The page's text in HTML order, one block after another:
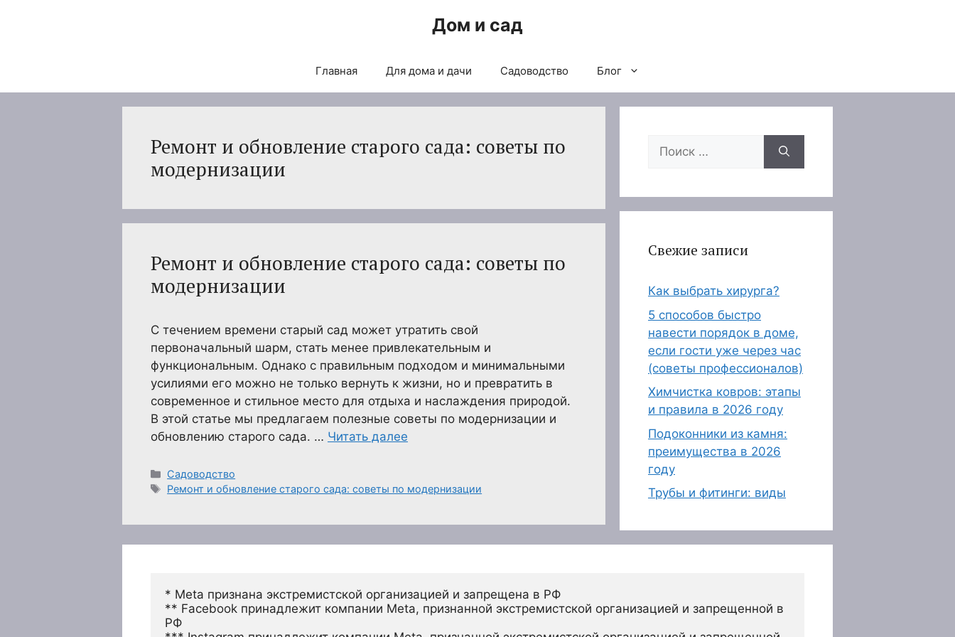
Дом и сад
Главная Для дома и дачи Садоводство Блог
Ремонт и обновление старого сада: советы по
модернизации
Ремонт и обновление старого сада: советы по
модернизации
С течением времени старый сад может утратить свой
первоначальный шарм, стать менее привлекательным и
функциональным. Однако с правильным подходом и минимальными
усилиями его можно не только вернуть к жизни, но и превратить в
современное и стильное место для отдыха и наслаждения природой.
В этой статье мы предлагаем полезные советы по модернизации и
обновлению старого сада. … Читать далее
Рубрики
Садоводство
Метки
Ремонт и обновление старого сада: советы по модернизации
Поиск:
Свежие записи
Как выбрать хирурга?
5 способов быстро
навести порядок в доме,
если гости уже через час
(советы профессионалов)
Химчистка ковров: этапы
и правила в 2026 году
Подоконники из камня:
преимущества в 2026
году
Трубы и фитинги: виды
* Meta признана экстремистской организацией и запрещена в РФ
** Facebook принадлежит компании Meta, признанной экстремистской организацией и запрещенной в
РФ